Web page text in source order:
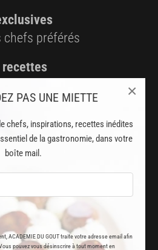
PAS UNE MIETTE
chefs, inspirations, recettes inédites
de la gastronomie, dans votre
boîte mail.
ACADEMIE DU GOUT traite votre adresse email afin
pouvez vous désinscrire à tout moment en
×
chefs préférés
semaine
sans publicité
M'ABONNE
? JE ME CONNECTE